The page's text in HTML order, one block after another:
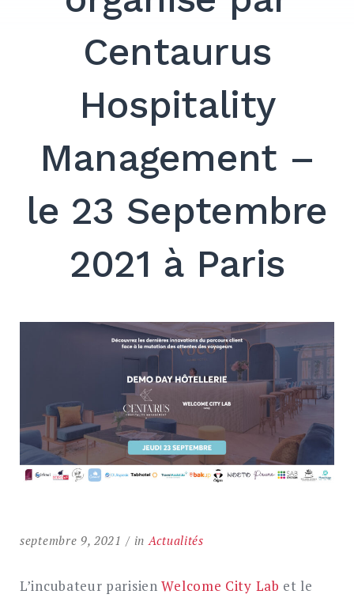
Search
SEARCH
Centaurus
Hospitality
Management –
le 23 Septembre
2021 à Paris
septembre 9, 2021 in Actualités
L’incubateur parisienWelcome City Lab et le